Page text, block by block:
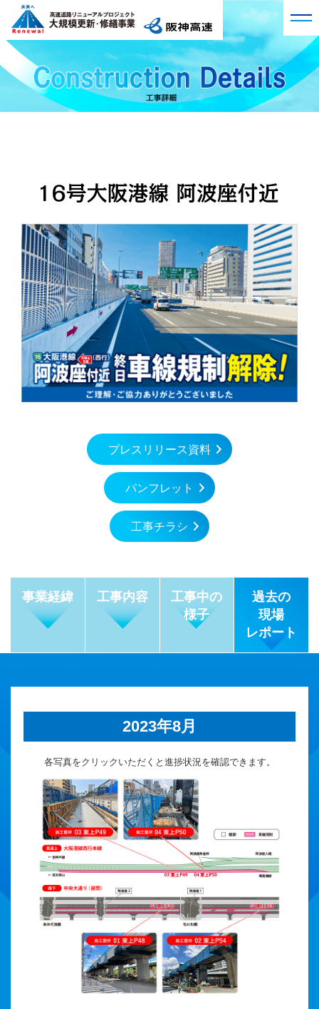
プロジェクト概要
3号神戸線 湊川付近
3号神戸線 京橋付近
11号池田線 大豊橋付近
13号東大阪線 法円坂付近
14号松原線 喜連瓜破付近
15号堺線 湊町付近
16号大阪港線 阿波座付近
第2回 大規模交通規制によるリニューアル工事
第3回 橋桁を支える橋脚梁の取替工事を実施
第4回 生まれ変わった玉出入口ランプ橋
第5回 1号環状線〈南行〉 約20年ぶり大規模交通規制
工事完了
第6回 1号環状線リニューアル工事2020南行・2021北
行 工事完了までの軌跡
第7回 16号大阪港線阿波座付近 拡幅部の主桁を取り
換え、道路の縦目地を解消。騒音をなくし、走行性を
第8回 14号松原線喜連瓜破付近 2年半の全面通行止
め、世界初の工法を採用した「前代未聞！？」の橋梁
架け替え工事。
VR現場見学会
広報アーカイブ
関連資料
プレスリリース資料
パンフレット
工事チラシ
事業経緯 工事内容
工事中の
様子
過去の
現場
レポート
2023年8月
各写真をクリックいただくと進捗状況を確認できます。